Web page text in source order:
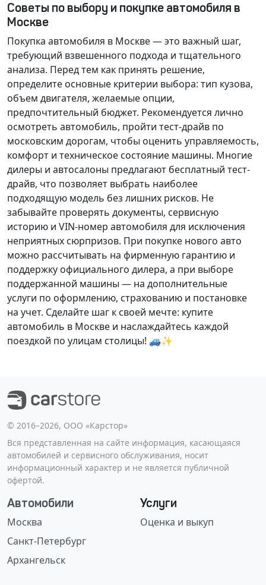
Советы по выбору и покупке автомобиля в
Москве
Покупка автомобиля в Москве — это важный шаг,
требующий взвешенного подхода и тщательного
анализа. Перед тем как принять решение,
определите основные критерии выбора: тип кузова,
объем двигателя, желаемые опции,
предпочтительный бюджет. Рекомендуется лично
осмотреть автомобиль, пройти тест-драйв по
московским дорогам, чтобы оценить управляемость,
комфорт и техническое состояние машины. Многие
дилеры и автосалоны предлагают бесплатный тест-
драйв, что позволяет выбрать наиболее
подходящую модель без лишних рисков. Не
забывайте проверять документы, сервисную
историю и VIN-номер автомобиля для исключения
неприятных сюрпризов. При покупке нового авто
можно рассчитывать на фирменную гарантию и
поддержку официального дилера, а при выборе
поддержанной машины — на дополнительные
услуги по оформлению, страхованию и постановке
на учет. Сделайте шаг к своей мечте: купите
автомобиль в Москве и наслаждайтесь каждой
поездкой по улицам столицы! 🚙✨
©️ 2016–2026, ООО «Карстор»
Вся представленная на сайте информация, касающаяся
автомобилей и сервисного обслуживания, носит
информационный характер и не является публичной
офертой.
Автомобили
Москва
Санкт-Петербург
Архангельск
Услуги
Оценка и выкуп